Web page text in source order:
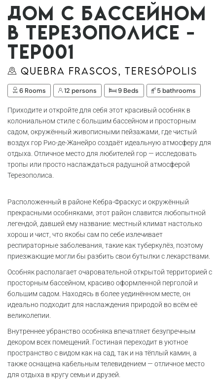
Дом с бассейном
в Терезополисе -
Тер001
Quebra Frascos, Teresópolis
6 Rooms 12 persons 9 Beds 5 bathrooms
Приходите и откройте для себя этот красивый особняк в
колониальном стиле с большим бассейном и просторным
садом, окружённый живописными пейзажами, где чистый
воздух гор Рио-де-Жанейро создаёт идеальную атмосферу для
отдыха. Отличное место для любителей гор — исследовать
тропы или просто наслаждаться радушной атмосферой
Терезополиса.
Расположенный в районе Кебра-Фраскус и окружённый
прекрасными особняками, этот район славится любопытной
легендой, давшей ему название: местный климат настолько
хорош и чист, что якобы сам по себе излечивает
респираторные заболевания, такие как туберкулёз, поэтому
приезжающие могли бы разбить свои бутылки с лекарствами.
Особняк располагает очаровательной открытой территорией с
просторным бассейном, красиво оформленной перголой и
большим садом. Находясь в более уединённом месте, он
идеально подходит для наслаждения природой во всём её
великолепии.
Внутреннее убранство особняка впечатляет безупречным
декором всех помещений. Гостиная переходит в уютное
пространство с видом как на сад, так и на тёплый камин, а
также оснащена кабельным телевидением — отличное место
для отдыха в кругу семьи и друзей.